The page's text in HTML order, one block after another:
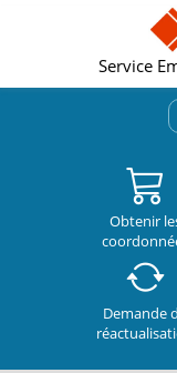
Service
Obtenir
Demande